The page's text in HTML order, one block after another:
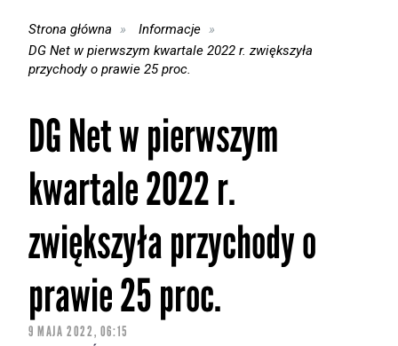
Strona główna
Informacje
DG Net w pierwszym kwartale 2022 r. zwiększyła
przychody o prawie 25 proc.
DG Net w pierwszym
kwartale 2022 r.
zwiększyła przychody o
prawie 25 proc.
9 MAJA 2022, 06:15